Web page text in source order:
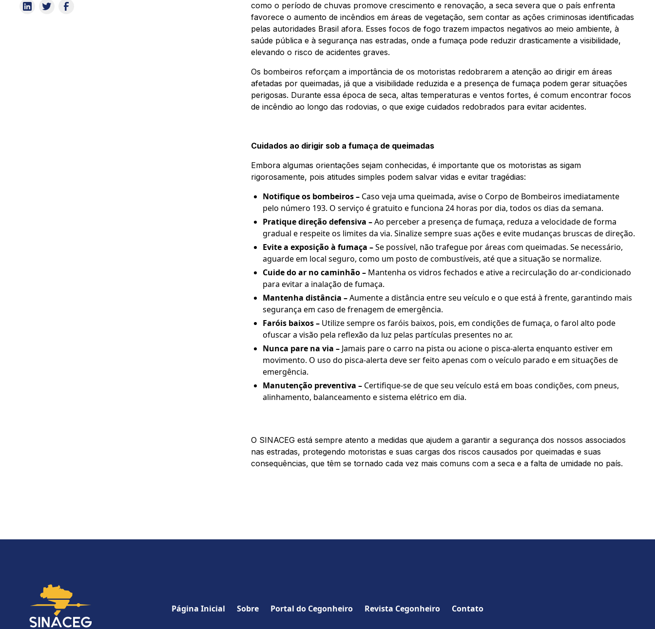
como o período de chuvas promove crescimento e renovação, a seca severa que o país enfrenta
favorece o aumento de incêndios em áreas de vegetação, sem contar as ações criminosas identificadas
pelas autoridades Brasil afora. Esses focos de fogo trazem impactos negativos ao meio ambiente, à
saúde pública e à segurança nas estradas, onde a fumaça pode reduzir drasticamente a visibilidade,
elevando o risco de acidentes graves.
Os bombeiros reforçam a importância de os motoristas redobrarem a atenção ao dirigir em áreas
afetadas por queimadas, já que a visibilidade reduzida e a presença de fumaça podem gerar situações
perigosas. Durante essa época de seca, altas temperaturas e ventos fortes, é comum encontrar focos
de incêndio ao longo das rodovias, o que exige cuidados redobrados para evitar acidentes.
Cuidados ao dirigir sob a fumaça de queimadas
Embora algumas orientações sejam conhecidas, é importante que os motoristas as sigam
rigorosamente, pois atitudes simples podem salvar vidas e evitar tragédias:
Notifique os bombeiros –Caso veja uma queimada, avise o Corpo de Bombeiros imediatamente
pelo número 193. O serviço é gratuito e funciona 24 horas por dia, todos os dias da semana.
Pratique direção defensiva –Ao perceber a presença de fumaça, reduza a velocidade de forma
gradual e respeite os limites da via. Sinalize sempre suas ações e evite mudanças bruscas de direção.
Evite a exposição à fumaça –Se possível, não trafegue por áreas com queimadas. Se necessário,
aguarde em local seguro, como um posto de combustíveis, até que a situação se normalize.
Cuide do ar no caminhão –Mantenha os vidros fechados e ative a recirculação do ar-condicionado
para evitar a inalação de fumaça.
Mantenha distância –Aumente a distância entre seu veículo e o que está à frente, garantindo mais
segurança em caso de frenagem de emergência.
Faróis baixos – Utilize sempre os faróis baixos, pois, em condições de fumaça, o farol alto pode
ofuscar a visão pela reflexão da luz pelas partículas presentes no ar.
Nunca pare na via –Jamais pare o carro na pista ou acione o pisca-alerta enquanto estiver em
movimento. O uso do pisca-alerta deve ser feito apenas com o veículo parado e em situações de
emergência.
Manutenção preventiva –Certifique-se de que seu veículo está em boas condições, com pneus,
alinhamento, balanceamento e sistema elétrico em dia.
O SINACEG está sempre atento a medidas que ajudem a garantir a segurança dos nossos associados
nas estradas, protegendo motoristas e suas cargas dos riscos causados por queimadas e suas
consequências, que têm se tornado cada vez mais comuns com a seca e a falta de umidade no país.
Página Inicial Sobre Portal do Cegonheiro Revista Cegonheiro Contato